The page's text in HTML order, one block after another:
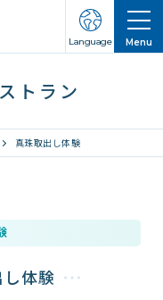
Menu
Language
トラン
真珠取出し体験
体験